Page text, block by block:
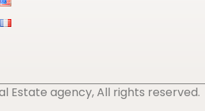
Estate agency, All rights reserved.